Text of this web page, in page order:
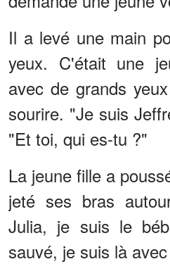
Il a levé une main
yeux. C'était une
avec de grands
sourire. "Je suis
"Et toi, qui es-tu ?"
La jeune fille a
jeté ses bras
Julia, je suis le
sauvé, je suis là